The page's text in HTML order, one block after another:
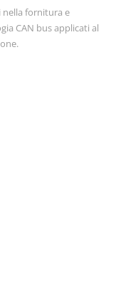
nella fornitura e
CAN bus applicati al